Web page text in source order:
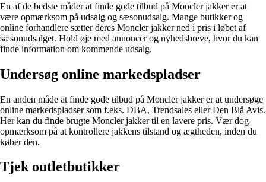
En af de bedste måder at finde gode tilbud på Moncler jakker er at
være opmærksom på udsalg og sæsonudsalg. Mange butikker og
online forhandlere sætter deres Moncler jakker ned i pris i løbet af
sæsonudsalget. Hold øje med annoncer og nyhedsbreve, hvor du kan
finde information om kommende udsalg.
Undersøg online markedspladser
En anden måde at finde gode tilbud på Moncler jakker er at undersøge
online markedspladser som f.eks. DBA, Trendsales eller Den Blå Avis.
Her kan du finde brugte Moncler jakker til en lavere pris. Vær dog
opmærksom på at kontrollere jakkens tilstand og ægtheden, inden du
køber den.
Tjek outletbutikker